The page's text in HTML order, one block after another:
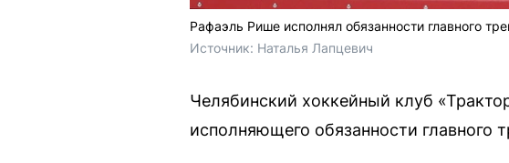
Рафаэль Рише исполнял обязанности главного
Источник: Наталья Лапцевич
Челябинский хоккейный клуб
исполняющего обязанности главного